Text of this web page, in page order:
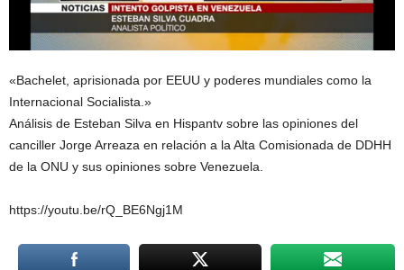
«Bachelet, aprisionada por EEUU y poderes mundiales como la
Internacional Socialista.»
Análisis de Esteban Silva en Hispantv sobre las opiniones del
canciller Jorge Arreaza en relación a la Alta Comisionada de DDHH
de la ONU y sus opiniones sobre Venezuela.
https://youtu.be/rQ_BE6Ngj1M